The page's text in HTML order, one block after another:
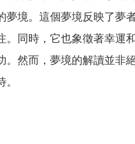
夢境。這個夢境反映了夢
。同時，它也象徵著幸運
。然而，夢境的解讀並非
。